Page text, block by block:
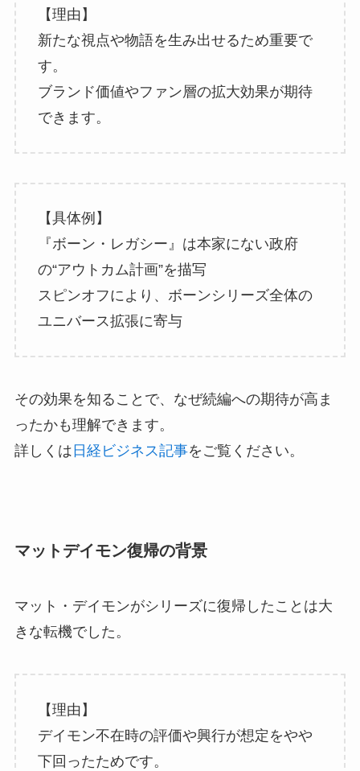
【理由】
新たな視点や物語を生み出せるため重要で
す。
ブランド価値やファン層の拡大効果が期待
できます。
【具体例】
『ボーン・レガシー』は本家にない政府
の“アウトカム計画”を描写
スピンオフにより、ボーンシリーズ全体の
ユニバース拡張に寄与
その効果を知ることで、なぜ続編への期待が高ま
ったかも理解できます。
詳しくは 日経ビジネス記事をご覧ください。
マットデイモン復帰の背景
マット・デイモンがシリーズに復帰したことは大
きな転機でした。
【理由】
デイモン不在時の評価や興行が想定をやや
下回ったためです。